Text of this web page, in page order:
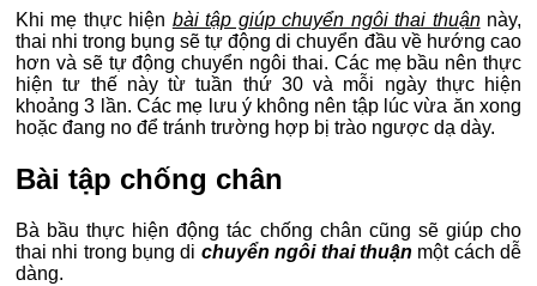
Khi mẹ thực hiện bài tập giúp chuyển ngôi thai thuậnnày,
thai nhi trong bụng sẽ tự động di chuyển đầu về hướng cao
hơn và sẽ tự động chuyển ngôi thai. Các mẹ bầu nên thực
hiện tư thế này từ tuần thứ 30 và mỗi ngày thực hiện
khoảng 3 lần. Các mẹ lưu ý không nên tập lúc vừa ăn xong
hoặc đang no để tránh trường hợp bị trào ngược dạ dày.
Bài tập chống chân
Bà bầu thực hiện động tác chống chân cũng sẽ giúp cho
thai nhi trong bụng di chuyển ngôi thai thuận một cách dễ
dàng.